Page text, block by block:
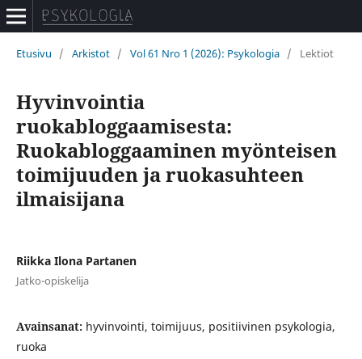
Etusivu / Arkistot / Vol 61 Nro 1 (2026): Psykologia / Lektiot
Hyvinvointia
ruokabloggaamisesta:
Ruokabloggaaminen myönteisen
toimijuuden ja ruokasuhteen
ilmaisijana
Riikka Ilona Partanen
Jatko-opiskelija
Avainsanat: hyvinvointi, toimijuus, positiivinen psykologia,
ruoka